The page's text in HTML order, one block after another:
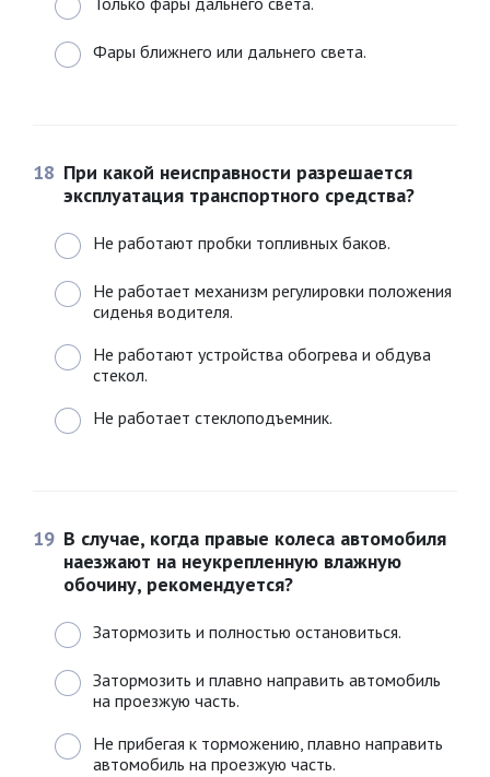
Фары ближнего или дальнего света.
18 При какой неисправности разрешается
эксплуатация транспортного средства?
Не работают пробки топливных баков.
Не работает механизм регулировки положения
сиденья водителя.
Не работают устройства обогрева и обдува
стекол.
Не работает стеклоподъемник.
19 В случае, когда правые колеса автомобиля
наезжают на неукрепленную влажную
обочину, рекомендуется?
Затормозить и полностью остановиться.
Затормозить и плавно направить автомобиль
на проезжую часть.
Не прибегая к торможению, плавно направить
автомобиль на проезжую часть.